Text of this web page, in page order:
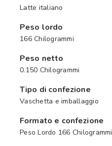
Latte italiano
Peso lordo
166 Chilogrammi
Peso netto
0.150 Chilogrammi
Tipo di confezione
Vaschetta e imballaggio
Formato e confezione
Peso Lordo 166 Chilogrammi